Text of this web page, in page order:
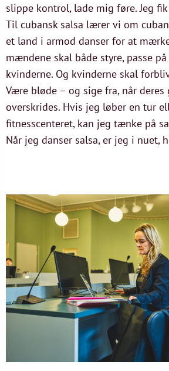
slippe kontrol, lade mig føre. Jeg
Til cubansk salsa lærer vi om
et land i armod danser for at
mændene skal både styre, passe
kvinderne. Og kvinderne skal
Være bløde – og sige fra, når
overskrides. Hvis jeg løber en tur
fitnesscenteret, kan jeg tænke på
Når jeg danser salsa, er jeg i nuet,